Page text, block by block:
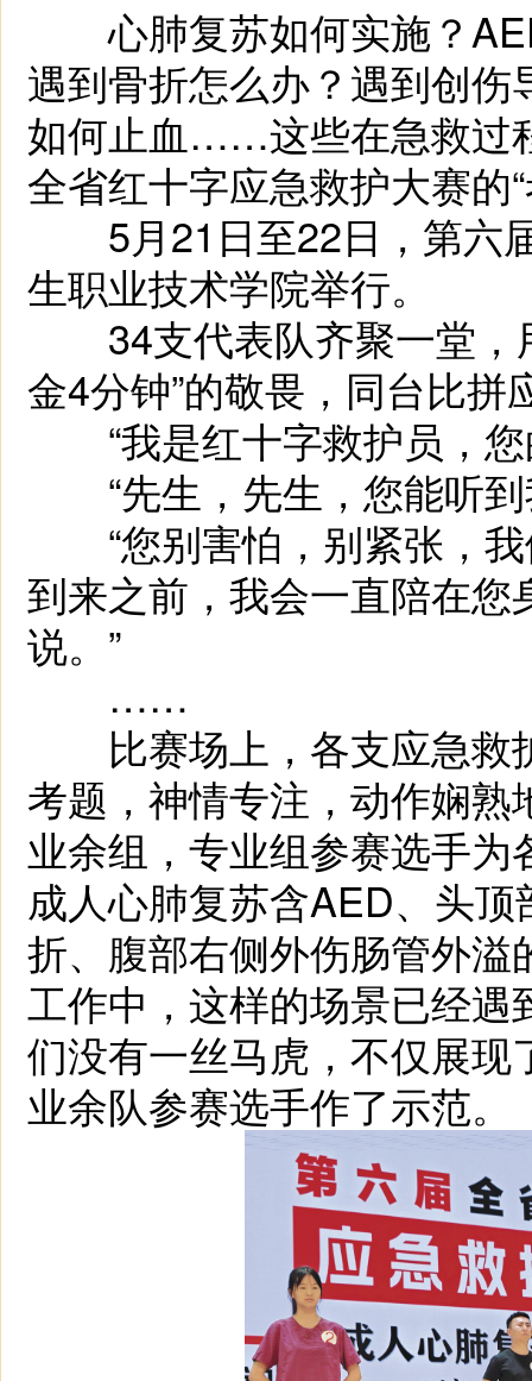
心肺复苏如何实施？
遇到骨折怎么办？遇到创
如何止血……这些在急救过
全省红十字应急救护大赛的
5月21日至22日，第六
生职业技术学院举行。
34支代表队齐聚一堂，
金4分钟”的敬畏，同台比拼
“我是红十字救护员，您
“先生，先生，您能听到
“您别害怕，别紧张，我
到来之前，我会一直陪在
说。”
……
比赛场上，各支应急救
考题，神情专注，动作娴
业余组，专业组参赛选手
成人心肺复苏含AED、头
折、腹部右侧外伤肠管外
工作中，这样的场景已经
们没有一丝马虎，不仅展
业余队参赛选手作了示范。